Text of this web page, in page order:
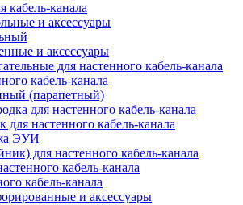
кабель-канала
и аксессуары
и аксессуары
для настенного кабель-канала
кабель-канала
(парапетный)
для настенного кабель-канала
для настенного кабель-канала
ЭУИ
для настенного кабель-канала
кабель-канала
кабель-канала
и аксессуары